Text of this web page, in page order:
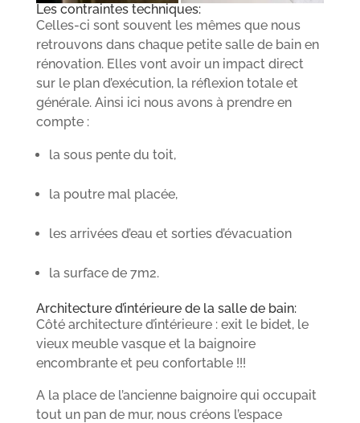
Les contraintes techniques:
Celles-ci sont souvent les mêmes que nous
retrouvons dans chaque petite salle de bain en
rénovation. Elles vont avoir un impact direct
sur le plan d’exécution, la réflexion totale et
générale. Ainsi ici nous avons à prendre en
compte :
la sous pente du toit,
la poutre mal placée,
les arrivées d’eau et sorties d’évacuation
la surface de 7m2.
Architecture d’intérieure de la salle de bain:
Côté architecture d’intérieure : exit le bidet, le
vieux meuble vasque et la baignoire
encombrante et peu confortable !!!
A la place de l’ancienne baignoire qui occupait
tout un pan de mur, nous créons l’espace